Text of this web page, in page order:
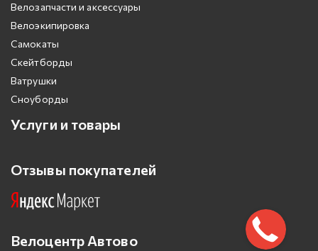
Велозапчасти и аксессуары
Велоэкипировка
Самокаты
Скейтборды
Ватрушки
Сноуборды
Услуги и товары
Отзывы покупателей
Велоцентр Автово